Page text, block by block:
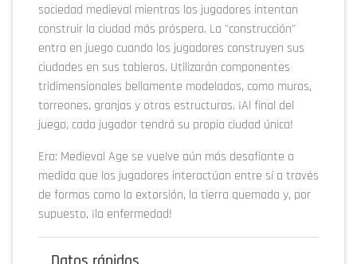
sociedad medieval mientras los jugadores intentan
construir la ciudad más próspera. La "construcción"
entra en juego cuando los jugadores construyen sus
ciudades en sus tableros. Utilizarán componentes
tridimensionales bellamente modelados, como muros,
torreones, granjas y otras estructuras. ¡Al final del
juego, cada jugador tendrá su propia ciudad única!
Era: Medieval Age se vuelve aún más desafiante a
medida que los jugadores interactúan entre sí a través
de formas como la extorsión, la tierra quemada y, por
supuesto, ¡la enfermedad!